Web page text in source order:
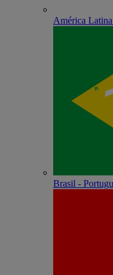
América
Brasil -